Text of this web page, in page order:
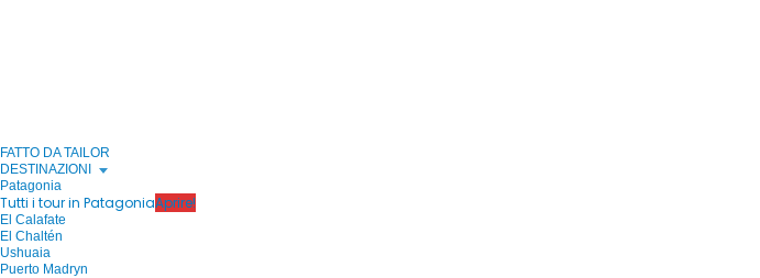
FATTO DA TAILOR
DESTINAZIONI
Patagonia
Tutti i tour in PatagoniaAprire!
El Calafate
El Chaltén
Ushuaia
Puerto Madryn